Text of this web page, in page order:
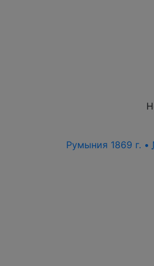
Румыния 1869 г. •